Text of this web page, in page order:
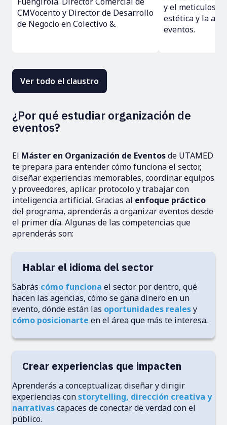
CMVocento y Director de Desarrollo
de Negocio en Colectivo &.
y el meticuloso
estética y la
eventos.
Ver todo el claustro
¿Por qué estudiar organización de
eventos?
El Máster en Organización de Eventosde UTAMED
te prepara para entender cómo funciona el sector,
diseñar experiencias memorables, coordinar equipos
y proveedores, aplicar protocolo y trabajar con
inteligencia artificial. Gracias al enfoque práctico
del programa, aprenderás a organizar eventos desde
el primer día. Algunas de las competencias que
aprenderás son:
Hablar el idioma del sector
Sabrás cómo funciona el sector por dentro, qué
hacen las agencias, cómo se gana dinero en un
evento, dónde están las oportunidades realesy
cómo posicionarte en el área que más te interesa.
Crear experiencias que impacten
Aprenderás a conceptualizar, diseñar y dirigir
experiencias constorytelling, dirección creativa y
narrativascapaces de conectar de verdad con el
público.